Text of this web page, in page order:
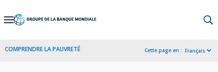
Skip
Navigation
COMPRENDRE LA PAUVRETÉ Cette page en : Français